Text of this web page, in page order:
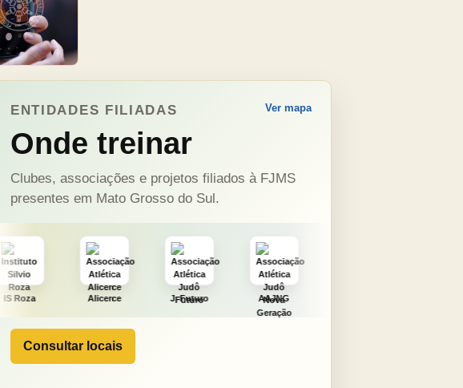
ENTIDADES FILIADAS
Onde treinar
Ver mapa
Clubes, associações e projetos filiados à FJMS
presentes em Mato Grosso do Sul.
Alicerce J. Futuro AAJNG TSURU
Consultar locais